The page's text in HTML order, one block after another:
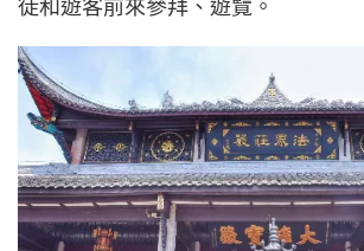
徒和遊客前來參拜、遊覽。